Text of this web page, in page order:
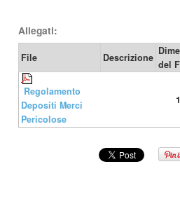
Allegati:
File Descrizione
del
Regolamento
Depositi Merci
Pericolose